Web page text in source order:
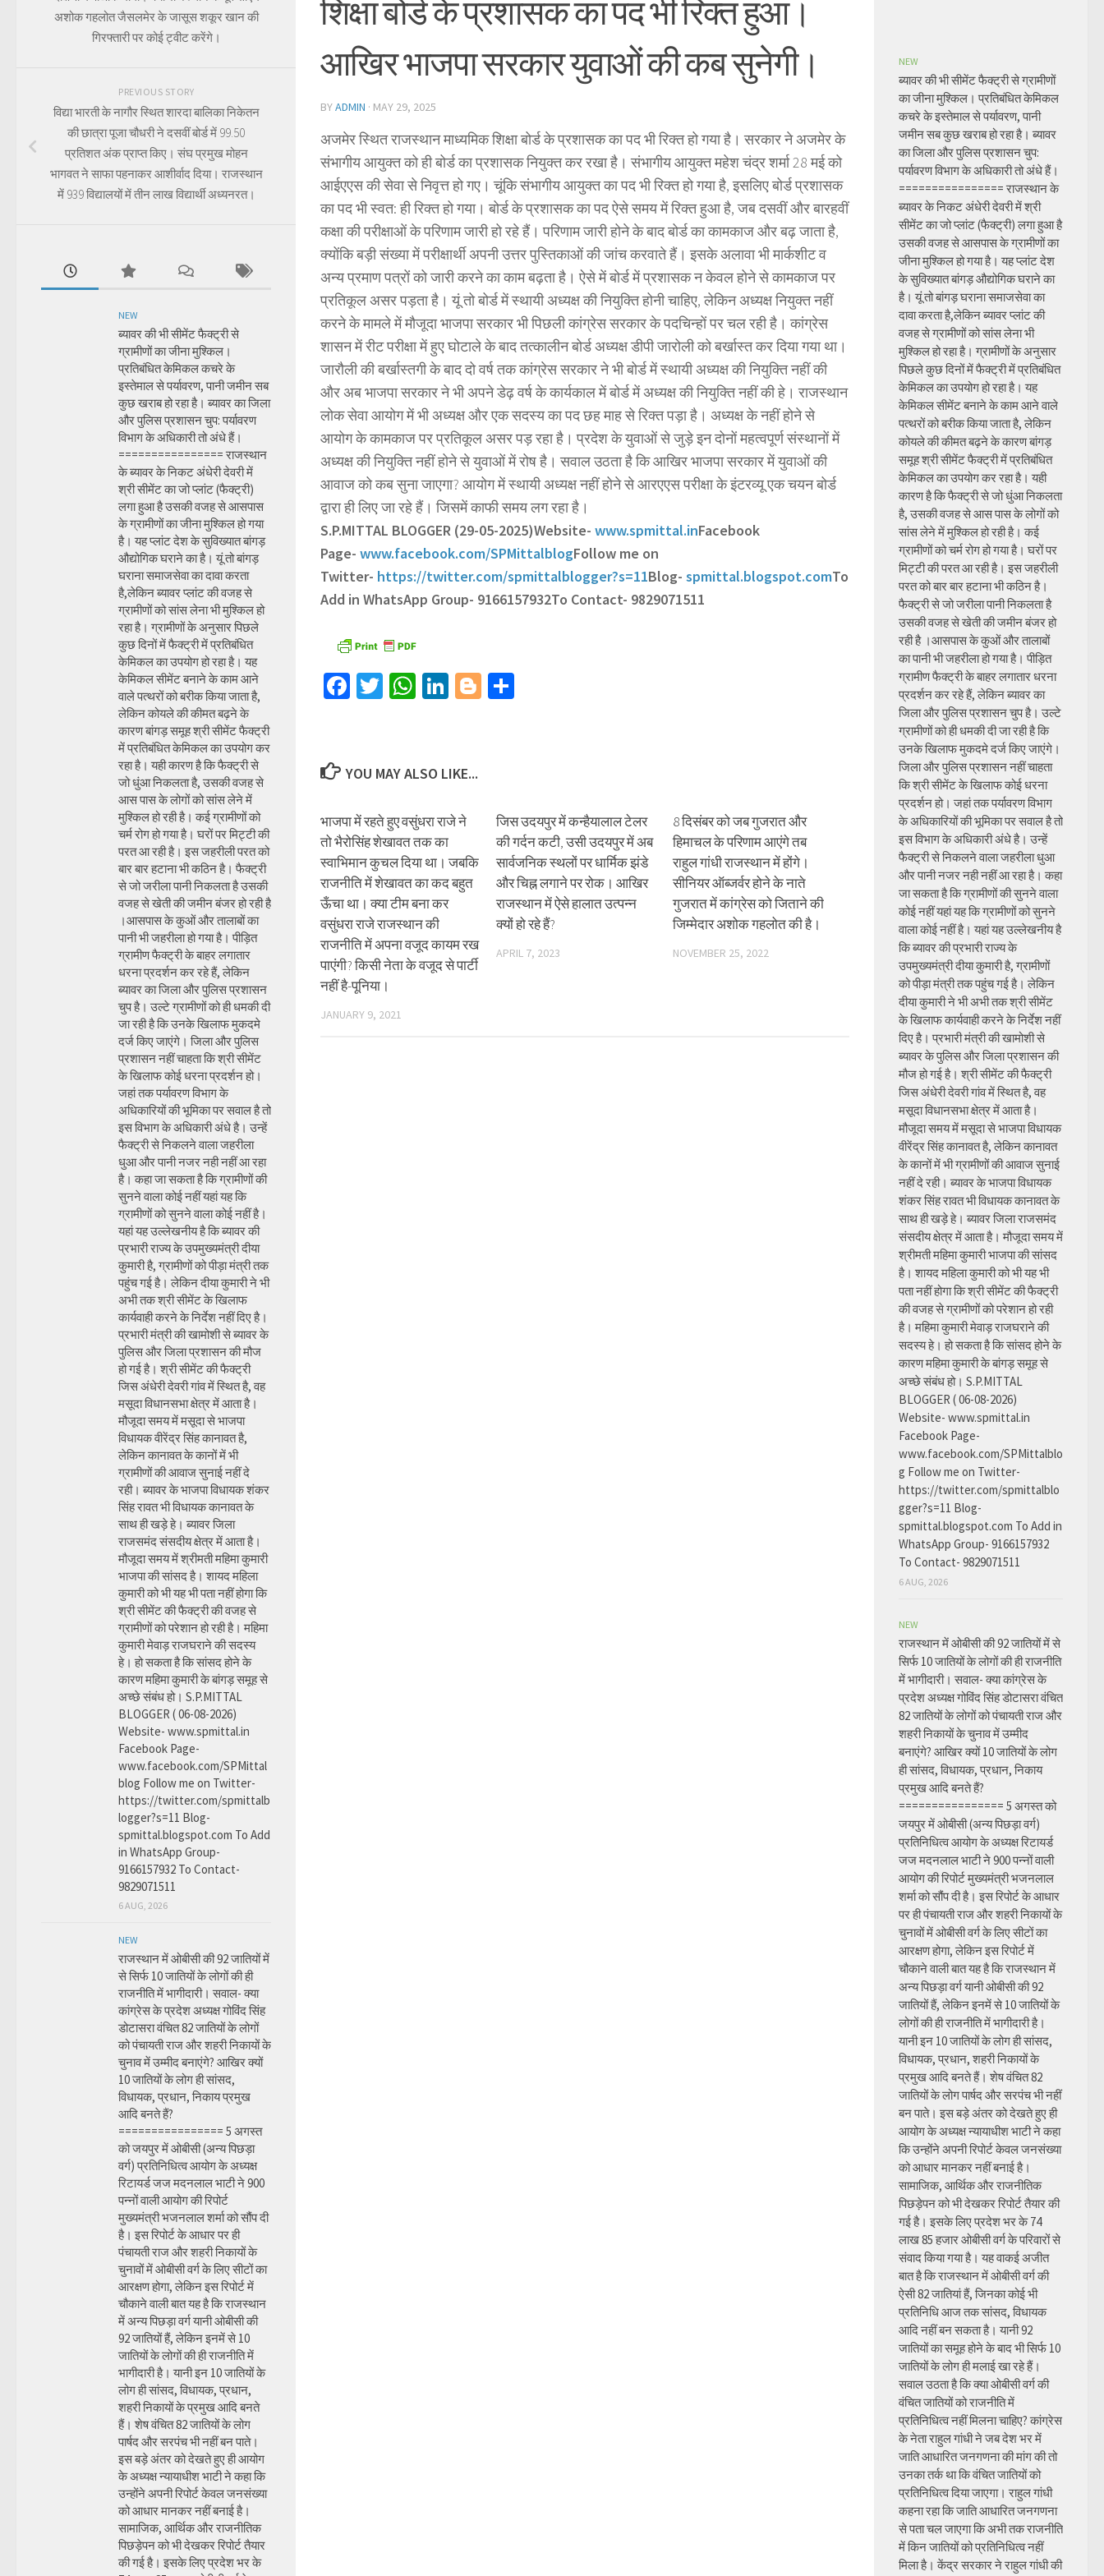
शिक्षा बोर्ड के प्रशासक का पद भी रिक्त हुआ।
आखिर भाजपा सरकार युवाओं की कब सुनेगी।
BYADMIN · MAY 29, 2025
अजमेर स्थित राजस्थान माध्यमिक शिक्षा बोर्ड के प्रशासक का पद भी रिक्त हो गया है। सरकार ने अजमेर के
संभागीय आयुक्त को ही बोर्ड का प्रशासक नियुक्त कर रखा है। संभागीय आयुक्त महेश चंद्र शर्मा 28 मई को
आईएएस की सेवा से निवृत्त हो गए। चूंकि संभागीय आयुक्त का पद भी रिक्त हो गया है, इसलिए बोर्ड प्रशासक
का पद भी स्वत: ही रिक्त हो गया। बोर्ड के प्रशासक का पद ऐसे समय में रिक्त हुआ है, जब दसवीं और बारहवीं
कक्षा की परीक्षाओं के परिणाम जारी हो रहे हैं। परिणाम जारी होने के बाद बोर्ड का कामकाज और बढ़ जाता है,
क्योंकि बड़ी संख्या में परीक्षार्थी अपनी उत्तर पुस्तिकाओं की जांच करवाते हैं। इसके अलावा भी मार्कशीट व
अन्य प्रमाण पत्रों को जारी करने का काम बढ़ता है। ऐसे में बोर्ड में प्रशासक न केवल होने से कामकाज पर
प्रतिकूल असर पड़ता है। यूं तो बोर्ड में स्थायी अध्यक्ष की नियुक्ति होनी चाहिए, लेकिन अध्यक्ष नियुक्त नहीं
करने के मामले में मौजूदा भाजपा सरकार भी पिछली कांग्रेस सरकार के पदचिन्हों पर चल रही है। कांग्रेस
शासन में रीट परीक्षा में हुए घोटाले के बाद तत्कालीन बोर्ड अध्यक्ष डीपी जारोली को बर्खास्त कर दिया गया था।
जारौली की बर्खास्तगी के बाद दो वर्ष तक कांग्रेस सरकार ने भी बोर्ड में स्थायी अध्यक्ष की नियुक्ति नहीं की
और अब भाजपा सरकार ने भी अपने डेढ़ वर्ष के कार्यकाल में बोर्ड में अध्यक्ष की नियुक्ति नहीं की हे। राजस्थान
लोक सेवा आयोग में भी अध्यक्ष और एक सदस्य का पद छह माह से रिक्त पड़ा है। अध्यक्ष के नहीं होने से
आयोग के कामकाज पर प्रतिकूल असर पड़ रहा है। प्रदेश के युवाओं से जुड़े इन दोनों महत्वपूर्ण संस्थानों में
अध्यक्ष की नियुक्ति नहीं होने से युवाओं में रोष है। सवाल उठता है कि आखिर भाजपा सरकार में युवाओं की
आवाज को कब सुना जाएगा? आयोग में स्थायी अध्यक्ष नहीं होने से आरएएस परीक्षा के इंटरव्यू एक चयन बोर्ड
द्वारा ही लिए जा रहे हैं। जिसमें काफी समय लग रहा है।
S.P.MITTAL BLOGGER (29-05-2025)Website- www.spmittal.inFacebook
Page- www.facebook.com/SPMittalblogFollow me on
Twitter- https://twitter.com/spmittalblogger?s=11Blog- spmittal.blogspot.comTo
Add in WhatsApp Group- 9166157932To Contact- 9829071511
Facebook
TwitterWhatsApp
LinkedIn
Blogger
YOU MAY ALSO LIKE...
भाजपा में रहते हुए वसुंधरा राजे ने
तो भैरोसिंह शेखावत तक का
स्वाभिमान कुचल दिया था। जबकि
राजनीति में शेखावत का कद बहुत
ऊँचा था। क्या टीम बना कर
वसुंधरा राजे राजस्थान की
राजनीति में अपना वजूद कायम रख
पाएंगी? किसी नेता के वजूद से पार्टी
नहीं है-पूनिया।
JANUARY 9, 2021
जिस उदयपुर में कन्हैयालाल टेलर
की गर्दन कटी, उसी उदयपुर में अब
सार्वजनिक स्थलों पर धार्मिक झंडे
और चिह्न लगाने पर रोक। आखिर
राजस्थान में ऐसे हालात उत्पन्न
क्यों हो रहे हैं?
APRIL 7, 2023
8 दिसंबर को जब गुजरात और
हिमाचल के परिणाम आएंगे तब
राहुल गांधी राजस्थान में होंगे।
सीनियर ऑब्जर्वर होने के नाते
गुजरात में कांग्रेस को जिताने की
जिम्मेदार अशोक गहलोत की है।
NOVEMBER 25, 2022
अशोक गहलोत जैसलमेर के जासूस शकूर खान की
गिरफ्तारी पर कोई ट्वीट करेंगे।
PREVIOUS STORY
विद्या भारती के नागौर स्थित शारदा बालिका निकेतन
की छात्रा पूजा चौधरी ने दसवीं बोर्ड में 99.50
प्रतिशत अंक प्राप्त किए। संघ प्रमुख मोहन
भागवत ने साफा पहनाकर आशीर्वाद दिया। राजस्थान
में 939 विद्यालयों में तीन लाख विद्यार्थी अध्यनरत।
NEW
ब्यावर की भी सीमेंट फैक्ट्री से
ग्रामीणों का जीना मुश्किल।
प्रतिबंधित केमिकल कचरे के
इस्तेमाल से पर्यावरण, पानी जमीन सब
कुछ खराब हो रहा है। ब्यावर का जिला
और पुलिस प्रशासन चुप: पर्यावरण
विभाग के अधिकारी तो अंधे हैं।
================ राजस्थान
के ब्यावर के निकट अंधेरी देवरी में
श्री सीमेंट का जो प्लांट (फैक्ट्री)
लगा हुआ है उसकी वजह से आसपास
के ग्रामीणों का जीना मुश्किल हो गया
है। यह प्लांट देश के सुविख्यात बांगड़
औद्योगिक घराने का है। यूं तो बांगड़
घराना समाजसेवा का दावा करता
है,लेकिन ब्यावर प्लांट की वजह से
ग्रामीणों को सांस लेना भी मुश्किल हो
रहा है। ग्रामीणों के अनुसार पिछले
कुछ दिनों में फैक्ट्री में प्रतिबंधित
केमिकल का उपयोग हो रहा है। यह
केमिकल सीमेंट बनाने के काम आने
वाले पत्थरों को बरीक किया जाता है,
लेकिन कोयले की कीमत बढ़ने के
कारण बांगड़ समूह श्री सीमेंट फैक्ट्री
में प्रतिबंधित केमिकल का उपयोग कर
रहा है। यही कारण है कि फैक्ट्री से
जो धुंआ निकलता है, उसकी वजह से
आस पास के लोगों को सांस लेने में
मुश्किल हो रही है। कई ग्रामीणों को
चर्म रोग हो गया है। घरों पर मिट्टी की
परत आ रही है। इस जहरीली परत को
बार बार हटाना भी कठिन है। फैक्ट्री
से जो जरीला पानी निकलता है उसकी
वजह से खेती की जमीन बंजर हो रही है
।आसपास के कुओं और तालाबों का
पानी भी जहरीला हो गया है। पीड़ित
ग्रामीण फैक्ट्री के बाहर लगातार
धरना प्रदर्शन कर रहे हैं, लेकिन
ब्यावर का जिला और पुलिस प्रशासन
चुप है। उल्टे ग्रामीणों को ही धमकी दी
जा रही है कि उनके खिलाफ मुकदमे
दर्ज किए जाएंगे। जिला और पुलिस
प्रशासन नहीं चाहता कि श्री सीमेंट
के खिलाफ कोई धरना प्रदर्शन हो।
जहां तक पर्यावरण विभाग के
अधिकारियों की भूमिका पर सवाल है तो
इस विभाग के अधिकारी अंधे है। उन्हें
फैक्ट्री से निकलने वाला जहरीला
धुआ और पानी नजर नही नहीं आ रहा
है। कहा जा सकता है कि ग्रामीणों की
सुनने वाला कोई नहीं यहां यह कि
ग्रामीणों को सुनने वाला कोई नहीं है।
यहां यह उल्लेखनीय है कि ब्यावर की
प्रभारी राज्य के उपमुख्यमंत्री दीया
कुमारी है, ग्रामीणों को पीड़ा मंत्री तक
पहुंच गई है। लेकिन दीया कुमारी ने भी
अभी तक श्री सीमेंट के खिलाफ
कार्यवाही करने के निर्देश नहीं दिए है।
प्रभारी मंत्री की खामोशी से ब्यावर के
पुलिस और जिला प्रशासन की मौज
हो गई है। श्री सीमेंट की फैक्ट्री
जिस अंधेरी देवरी गांव में स्थित है, वह
मसूदा विधानसभा क्षेत्र में आता है।
मौजूदा समय में मसूदा से भाजपा
विधायक वीरेंद्र सिंह कानावत है,
लेकिन कानावत के कानों में भी
ग्रामीणों की आवाज सुनाई नहीं दे
रही। ब्यावर के भाजपा विधायक शंकर
सिंह रावत भी विधायक कानावत के
साथ ही खड़े हे। ब्यावर जिला
राजसमंद संसदीय क्षेत्र में आता है।
मौजूदा समय में श्रीमती महिमा कुमारी
भाजपा की सांसद है। शायद महिला
कुमारी को भी यह भी पता नहीं होगा कि
श्री सीमेंट की फैक्ट्री की वजह से
ग्रामीणों को परेशान हो रही है। महिमा
कुमारी मेवाड़ राजघराने की सदस्य
हे। हो सकता है कि सांसद होने के
कारण महिमा कुमारी के बांगड़ समूह से
अच्छे संबंध हो। S.P.MITTAL
BLOGGER ( 06-08-2026)
Website- www.spmittal.in
Facebook Page-
www.facebook.com/SPMittal
blog Follow me on Twitter-
https://twitter.com/spmittalb
logger?s=11 Blog-
spmittal.blogspot.com To Add
in WhatsApp Group-
9166157932 To Contact-
9829071511
6 AUG, 2026
NEW
राजस्थान में ओबीसी की 92 जातियों में
से सिर्फ 10 जातियों के लोगों की ही
राजनीति में भागीदारी। सवाल- क्या
कांग्रेस के प्रदेश अध्यक्ष गोविंद सिंह
डोटासरा वंचित 82 जातियों के लोगों
को पंचायती राज और शहरी निकायों के
चुनाव में उम्मीद बनाएंगे? आखिर क्यों
10 जातियों के लोग ही सांसद,
विधायक, प्रधान, निकाय प्रमुख
आदि बनते हैं?
================ 5 अगस्त
को जयपुर में ओबीसी (अन्य पिछड़ा
वर्ग) प्रतिनिधित्व आयोग के अध्यक्ष
रिटायर्ड जज मदनलाल भाटी ने 900
पन्नों वाली आयोग की रिपोर्ट
मुख्यमंत्री भजनलाल शर्मा को सौंप दी
है। इस रिपोर्ट के आधार पर ही
पंचायती राज और शहरी निकायों के
चुनावों में ओबीसी वर्ग के लिए सीटों का
आरक्षण होगा, लेकिन इस रिपोर्ट में
चौकाने वाली बात यह है कि राजस्थान
में अन्य पिछड़ा वर्ग यानी ओबीसी की
92 जातियों हैं, लेकिन इनमें से 10
जातियों के लोगों की ही राजनीति में
भागीदारी है। यानी इन 10 जातियों के
लोग ही सांसद, विधायक, प्रधान,
शहरी निकायों के प्रमुख आदि बनते
हैं। शेष वंचित 82 जातियों के लोग
पार्षद और सरपंच भी नहीं बन पाते।
इस बड़े अंतर को देखते हुए ही आयोग
के अध्यक्ष न्यायाधीश भाटी ने कहा कि
उन्होंने अपनी रिपोर्ट केवल जनसंख्या
को आधार मानकर नहीं बनाई है।
सामाजिक, आर्थिक और राजनीतिक
पिछड़ेपन को भी देखकर रिपोर्ट तैयार
की गई है। इसके लिए प्रदेश भर के
NEW
ब्यावर की भी सीमेंट फैक्ट्री से ग्रामीणों
का जीना मुश्किल। प्रतिबंधित केमिकल
कचरे के इस्तेमाल से पर्यावरण, पानी
जमीन सब कुछ खराब हो रहा है। ब्यावर
का जिला और पुलिस प्रशासन चुप:
पर्यावरण विभाग के अधिकारी तो अंधे हैं।
================ राजस्थान के
ब्यावर के निकट अंधेरी देवरी में श्री
सीमेंट का जो प्लांट (फैक्ट्री) लगा हुआ है
उसकी वजह से आसपास के ग्रामीणों का
जीना मुश्किल हो गया है। यह प्लांट देश
के सुविख्यात बांगड़ औद्योगिक घराने का
है। यूं तो बांगड़ घराना समाजसेवा का
दावा करता है,लेकिन ब्यावर प्लांट की
वजह से ग्रामीणों को सांस लेना भी
मुश्किल हो रहा है। ग्रामीणों के अनुसार
पिछले कुछ दिनों में फैक्ट्री में प्रतिबंधित
केमिकल का उपयोग हो रहा है। यह
केमिकल सीमेंट बनाने के काम आने वाले
पत्थरों को बरीक किया जाता है, लेकिन
कोयले की कीमत बढ़ने के कारण बांगड़
समूह श्री सीमेंट फैक्ट्री में प्रतिबंधित
केमिकल का उपयोग कर रहा है। यही
कारण है कि फैक्ट्री से जो धुंआ निकलता
है, उसकी वजह से आस पास के लोगों को
सांस लेने में मुश्किल हो रही है। कई
ग्रामीणों को चर्म रोग हो गया है। घरों पर
मिट्टी की परत आ रही है। इस जहरीली
परत को बार बार हटाना भी कठिन है।
फैक्ट्री से जो जरीला पानी निकलता है
उसकी वजह से खेती की जमीन बंजर हो
रही है ।आसपास के कुओं और तालाबों
का पानी भी जहरीला हो गया है। पीड़ित
ग्रामीण फैक्ट्री के बाहर लगातार धरना
प्रदर्शन कर रहे हैं, लेकिन ब्यावर का
जिला और पुलिस प्रशासन चुप है। उल्टे
ग्रामीणों को ही धमकी दी जा रही है कि
उनके खिलाफ मुकदमे दर्ज किए जाएंगे।
जिला और पुलिस प्रशासन नहीं चाहता
कि श्री सीमेंट के खिलाफ कोई धरना
प्रदर्शन हो। जहां तक पर्यावरण विभाग
के अधिकारियों की भूमिका पर सवाल है तो
इस विभाग के अधिकारी अंधे है। उन्हें
फैक्ट्री से निकलने वाला जहरीला धुआ
और पानी नजर नही नहीं आ रहा है। कहा
जा सकता है कि ग्रामीणों की सुनने वाला
कोई नहीं यहां यह कि ग्रामीणों को सुनने
वाला कोई नहीं है। यहां यह उल्लेखनीय है
कि ब्यावर की प्रभारी राज्य के
उपमुख्यमंत्री दीया कुमारी है, ग्रामीणों
को पीड़ा मंत्री तक पहुंच गई है। लेकिन
दीया कुमारी ने भी अभी तक श्री सीमेंट
के खिलाफ कार्यवाही करने के निर्देश नहीं
दिए है। प्रभारी मंत्री की खामोशी से
ब्यावर के पुलिस और जिला प्रशासन की
मौज हो गई है। श्री सीमेंट की फैक्ट्री
जिस अंधेरी देवरी गांव में स्थित है, वह
मसूदा विधानसभा क्षेत्र में आता है।
मौजूदा समय में मसूदा से भाजपा विधायक
वीरेंद्र सिंह कानावत है, लेकिन कानावत
के कानों में भी ग्रामीणों की आवाज सुनाई
नहीं दे रही। ब्यावर के भाजपा विधायक
शंकर सिंह रावत भी विधायक कानावत के
साथ ही खड़े हे। ब्यावर जिला राजसमंद
संसदीय क्षेत्र में आता है। मौजूदा समय में
श्रीमती महिमा कुमारी भाजपा की सांसद
है। शायद महिला कुमारी को भी यह भी
पता नहीं होगा कि श्री सीमेंट की फैक्ट्री
की वजह से ग्रामीणों को परेशान हो रही
है। महिमा कुमारी मेवाड़ राजघराने की
सदस्य हे। हो सकता है कि सांसद होने के
कारण महिमा कुमारी के बांगड़ समूह से
अच्छे संबंध हो। S.P.MITTAL
BLOGGER ( 06-08-2026)
Website- www.spmittal.in
Facebook Page-
www.facebook.com/SPMittalblo
g Follow me on Twitter-
https://twitter.com/spmittalblo
gger?s=11 Blog-
spmittal.blogspot.com To Add in
WhatsApp Group- 9166157932
To Contact- 9829071511
6 AUG, 2026
NEW
राजस्थान में ओबीसी की 92 जातियों में से
सिर्फ 10 जातियों के लोगों की ही राजनीति
में भागीदारी। सवाल- क्या कांग्रेस के
प्रदेश अध्यक्ष गोविंद सिंह डोटासरा वंचित
82 जातियों के लोगों को पंचायती राज और
शहरी निकायों के चुनाव में उम्मीद
बनाएंगे? आखिर क्यों 10 जातियों के लोग
ही सांसद, विधायक, प्रधान, निकाय
प्रमुख आदि बनते हैं?
================ 5 अगस्त को
जयपुर में ओबीसी (अन्य पिछड़ा वर्ग)
प्रतिनिधित्व आयोग के अध्यक्ष रिटायर्ड
जज मदनलाल भाटी ने 900 पन्नों वाली
आयोग की रिपोर्ट मुख्यमंत्री भजनलाल
शर्मा को सौंप दी है। इस रिपोर्ट के आधार
पर ही पंचायती राज और शहरी निकायों के
चुनावों में ओबीसी वर्ग के लिए सीटों का
आरक्षण होगा, लेकिन इस रिपोर्ट में
चौकाने वाली बात यह है कि राजस्थान में
अन्य पिछड़ा वर्ग यानी ओबीसी की 92
जातियों हैं, लेकिन इनमें से 10 जातियों के
लोगों की ही राजनीति में भागीदारी है।
यानी इन 10 जातियों के लोग ही सांसद,
विधायक, प्रधान, शहरी निकायों के
प्रमुख आदि बनते हैं। शेष वंचित 82
जातियों के लोग पार्षद और सरपंच भी नहीं
बन पाते। इस बड़े अंतर को देखते हुए ही
आयोग के अध्यक्ष न्यायाधीश भाटी ने कहा
कि उन्होंने अपनी रिपोर्ट केवल जनसंख्या
को आधार मानकर नहीं बनाई है।
सामाजिक, आर्थिक और राजनीतिक
पिछड़ेपन को भी देखकर रिपोर्ट तैयार की
गई है। इसके लिए प्रदेश भर के 74
लाख 85 हजार ओबीसी वर्ग के परिवारों से
संवाद किया गया है। यह वाकई अजीत
बात है कि राजस्थान में ओबीसी वर्ग की
ऐसी 82 जातियां हैं, जिनका कोई भी
प्रतिनिधि आज तक सांसद, विधायक
आदि नहीं बन सकता है। यानी 92
जातियों का समूह होने के बाद भी सिर्फ 10
जातियों के लोग ही मलाई खा रहे हैं।
सवाल उठता है कि क्या ओबीसी वर्ग की
वंचित जातियों को राजनीति में
प्रतिनिधित्व नहीं मिलना चाहिए? कांग्रेस
के नेता राहुल गांधी ने जब देश भर में
जाति आधारित जनगणना की मांग की तो
उनका तर्क था कि वंचित जातियों को
प्रतिनिधित्व दिया जाएगा। राहुल गांधी
कहना रहा कि जाति आधारित जनगणना
से पता चल जाएगा कि अभी तक राजनीति
में किन जातियों को प्रतिनिधित्व नहीं
मिला है। केंद्र सरकार ने राहुल गांधी की